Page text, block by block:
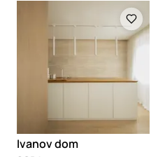
Ivanov dom